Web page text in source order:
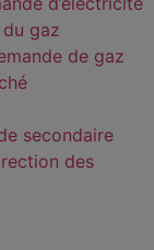
gaz
de gaz
secondaire
des